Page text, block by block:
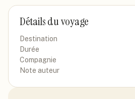
Détails du voyage
Destination
Durée
Compagnie
Note auteur